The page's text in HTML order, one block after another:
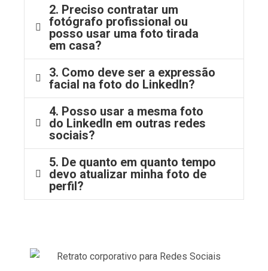
2. Preciso contratar um
fotógrafo profissional ou
posso usar uma foto tirada
em casa?
3. Como deve ser a expressão
facial na foto do LinkedIn?
4. Posso usar a mesma foto
do LinkedIn em outras redes
sociais?
5. De quanto em quanto tempo
devo atualizar minha foto de
perfil?